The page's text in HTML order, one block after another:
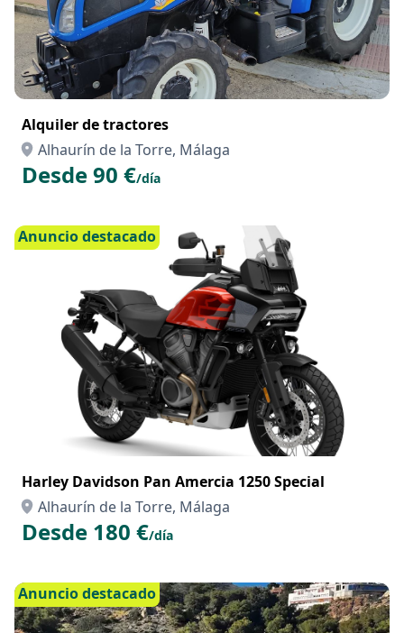
Alquiler de tractores
Alhaurín de la Torre, Málaga
Desde 90 €/día
Anuncio destacado
Harley Davidson Pan Amercia 1250 Special
Alhaurín de la Torre, Málaga
Desde 180 €/día
Anuncio destacado